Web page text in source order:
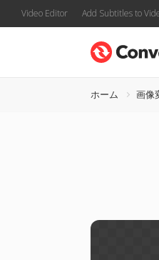
Video Editor Add Subtitles to
ホーム 画像